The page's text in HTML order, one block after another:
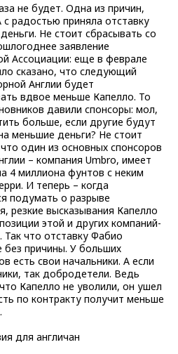
не будет. Одна из причин,
радостью приняла отставку
Не стоит сбрасывать со
заявление
Ассоциации: еще в феврале
сказано, что следующий
Англии будет
вдвое меньше Капелло. То
давили спонсоры: мол,
больше, если другие будут
меньшие деньги? Не стоит
один из основных спонсоров
– компания Umbro, имеет
4 миллиона фунтов с неким
И теперь – когда
подумать о разрыве
резкие высказывания Капелло
этой и других компаний-
Так что отставку Фабио
без причины. У больших
есть свои начальники. А если
так добродетели. Ведь
Капелло не уволили, он ушел
по контракту получит меньше
для англичан